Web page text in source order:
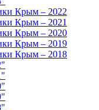
Крым – 2022
Крым – 2021
Крым – 2020
Крым – 2019
Крым – 2018